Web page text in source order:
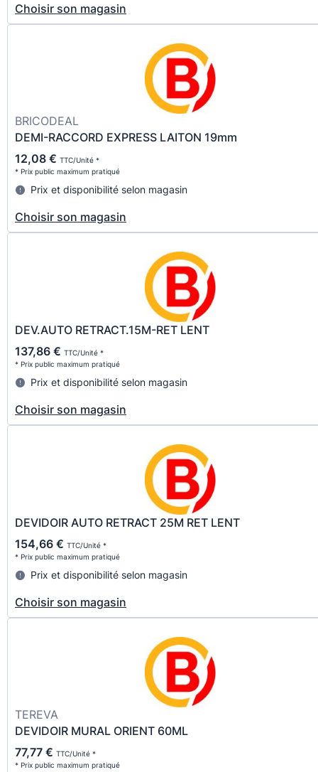
Choisir son magasin
BRICODEAL
DEMI-RACCORD EXPRESS LAITON 19mm
12,08 € TTC/Unité *
* Prix public maximum pratiqué
Prix et disponibilité selon magasin
Choisir son magasin
DEV.AUTO RETRACT.15M-RET LENT
137,86 € TTC/Unité *
* Prix public maximum pratiqué
Prix et disponibilité selon magasin
Choisir son magasin
DEVIDOIR AUTO RETRACT 25M RET LENT
154,66 € TTC/Unité *
* Prix public maximum pratiqué
Prix et disponibilité selon magasin
Choisir son magasin
TEREVA
DEVIDOIR MURAL ORIENT 60ML
77,77 € TTC/Unité *
* Prix public maximum pratiqué